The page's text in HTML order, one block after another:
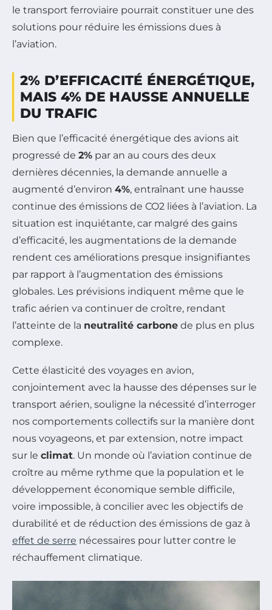
le transport ferroviaire pourrait constituer une des
solutions pour réduire les émissions dues à
l’aviation.
2% D’EFFICACITÉ ÉNERGÉTIQUE,
MAIS 4% DE HAUSSE ANNUELLE
DU TRAFIC
Bien que l’efficacité énergétique des avions ait
progressé de 2% par an au cours des deux
dernières décennies, la demande annuelle a
augmenté d’environ 4%, entraînant une hausse
continue des émissions de CO2 liées à l’aviation. La
situation est inquiétante, car malgré des gains
d’efficacité, les augmentations de la demande
rendent ces améliorations presque insignifiantes
par rapport à l’augmentation des émissions
globales. Les prévisions indiquent même que le
trafic aérien va continuer de croître, rendant
l’atteinte de la neutralité carbone de plus en plus
complexe.
Cette élasticité des voyages en avion,
conjointement avec la hausse des dépenses sur le
transport aérien, souligne la nécessité d’interroger
nos comportements collectifs sur la manière dont
nous voyageons, et par extension, notre impact
sur le climat. Un monde où l’aviation continue de
croître au même rythme que la population et le
développement économique semble difficile,
voire impossible, à concilier avec les objectifs de
durabilité et de réduction des émissions de gaz à
effet de serre nécessaires pour lutter contre le
réchauffement climatique.